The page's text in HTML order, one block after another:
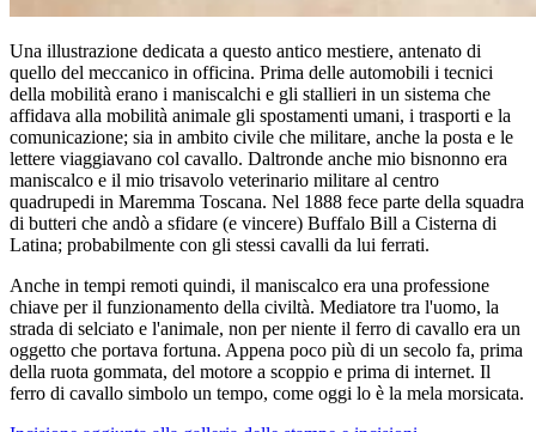
Una illustrazione dedicata a questo antico mestiere, antenato di
quello del meccanico in officina. Prima delle automobili i tecnici
della mobilità erano i maniscalchi e gli stallieri in un sistema che
affidava alla mobilità animale gli spostamenti umani, i trasporti e la
comunicazione; sia in ambito civile che militare, anche la posta e le
lettere viaggiavano col cavallo. Daltronde anche mio bisnonno era
maniscalco e il mio trisavolo veterinario militare al centro
quadrupedi in Maremma Toscana. Nel 1888 fece parte della squadra
di butteri che andò a sfidare (e vincere) Buffalo Bill a Cisterna di
Latina; probabilmente con gli stessi cavalli da lui ferrati.
Anche in tempi remoti quindi, il maniscalco era una professione
chiave per il funzionamento della civiltà. Mediatore tra l'uomo, la
strada di selciato e l'animale, non per niente il ferro di cavallo era un
oggetto che portava fortuna. Appena poco più di un secolo fa, prima
della ruota gommata, del motore a scoppio e prima di internet. Il
ferro di cavallo simbolo un tempo, come oggi lo è la mela morsicata.